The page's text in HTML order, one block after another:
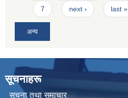
7 next › last »
अन्य
सूचनाहरू
सूचना तथा समाचार